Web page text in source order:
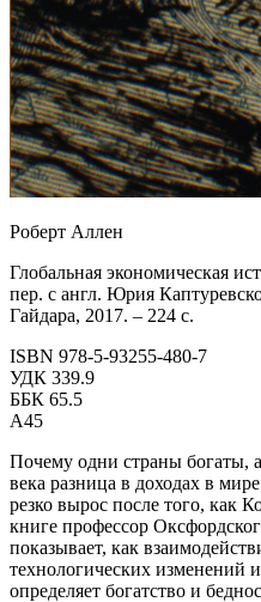
Роберт Аллен
Глобальная экономическая
пер. с англ. Юрия
Гайдара, 2017. – 224 с.
ISBN 978-5-93255-480-7
УДК 339.9
ББК 65.5
А45
Почему одни страны богаты,
века разница в доходах в
резко вырос после того, как
книге профессор
показывает, как
технологических изменений
определяет богатство и